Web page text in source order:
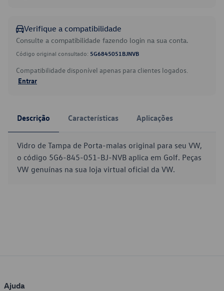
Verifique a compatibilidade
Consulte a compatibilidade fazendo login na sua conta.
Código original consultado: 5G6845051BJNVB
Compatibilidade disponível apenas para clientes logados.
Entrar
Descrição Características Aplicações
Vidro de Tampa de Porta-malas original para seu VW,
o código 5G6-845-051-BJ-NVB aplica em Golf. Peças
VW genuínas na sua loja virtual oficial da VW.
Ajuda